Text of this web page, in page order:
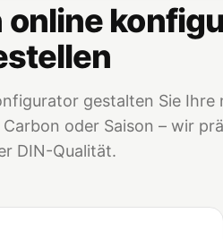
gestalten Sie Ihre
oder Saison – wir
DIN-Qualität.